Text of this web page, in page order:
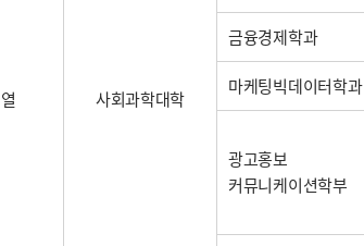
사회과학대학
금융경제학과
마케팅빅데이터학과
광고홍보
커뮤니케이션학부